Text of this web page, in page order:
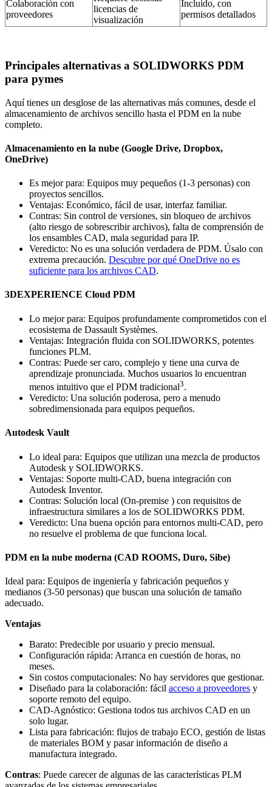
Colaboración con
proveedores
licencias de
visualización
Incluido, con
permisos detallados
Principales alternativas a SOLIDWORKS PDM
para pymes
Aquí tienes un desglose de las alternativas más comunes, desde el
almacenamiento de archivos sencillo hasta el PDM en la nube
completo.
Almacenamiento en la nube (Google Drive, Dropbox,
OneDrive)
Es mejor para: Equipos muy pequeños (1-3 personas) con
proyectos sencillos.
Ventajas: Económico, fácil de usar, interfaz familiar.
Contras: Sin control de versiones, sin bloqueo de archivos
(alto riesgo de sobrescribir archivos), falta de comprensión de
los ensambles CAD, mala seguridad para IP.
Veredicto: No es una solución verdadera de PDM. Úsalo con
extrema precaución. Descubre por qué OneDrive no es
suficiente para los archivos CAD.
3DEXPERIENCE Cloud PDM
Lo mejor para: Equipos profundamente comprometidos con el
ecosistema de Dassault Systèmes.
Ventajas: Integración fluida con SOLIDWORKS, potentes
funciones PLM.
Contras: Puede ser caro, complejo y tiene una curva de
aprendizaje pronunciada. Muchos usuarios lo encuentran
menos intuitivo que el PDM tradicional3.
Veredicto: Una solución poderosa, pero a menudo
sobredimensionada para equipos pequeños.
Autodesk Vault
Lo ideal para: Equipos que utilizan una mezcla de productos
Autodesk y SOLIDWORKS.
Ventajas: Soporte multi-CAD, buena integración con
Autodesk Inventor.
Contras: Solución local (On-premise ) con requisitos de
infraestructura similares a los de SOLIDWORKS PDM.
Veredicto: Una buena opción para entornos multi-CAD, pero
no resuelve el problema de que funciona local.
PDM en la nube moderna (CAD ROOMS, Duro, Sibe)
Ideal para: Equipos de ingeniería y fabricación pequeños y
medianos (3-50 personas) que buscan una solución de tamaño
adecuado.
Ventajas
Barato: Predecible por usuario y precio mensual.
Configuración rápida: Arranca en cuestión de horas, no
meses.
Sin costos computacionales: No hay servidores que gestionar.
Diseñado para la colaboración: fácil acceso a proveedores y
soporte remoto del equipo.
CAD-Agnóstico: Gestiona todos tus archivos CAD en un
solo lugar.
Lista para fabricación: flujos de trabajo ECO, gestión de listas
de materiales BOM y pasar información de diseño a
manufactura integrado.
Contras: Puede carecer de algunas de las características PLM